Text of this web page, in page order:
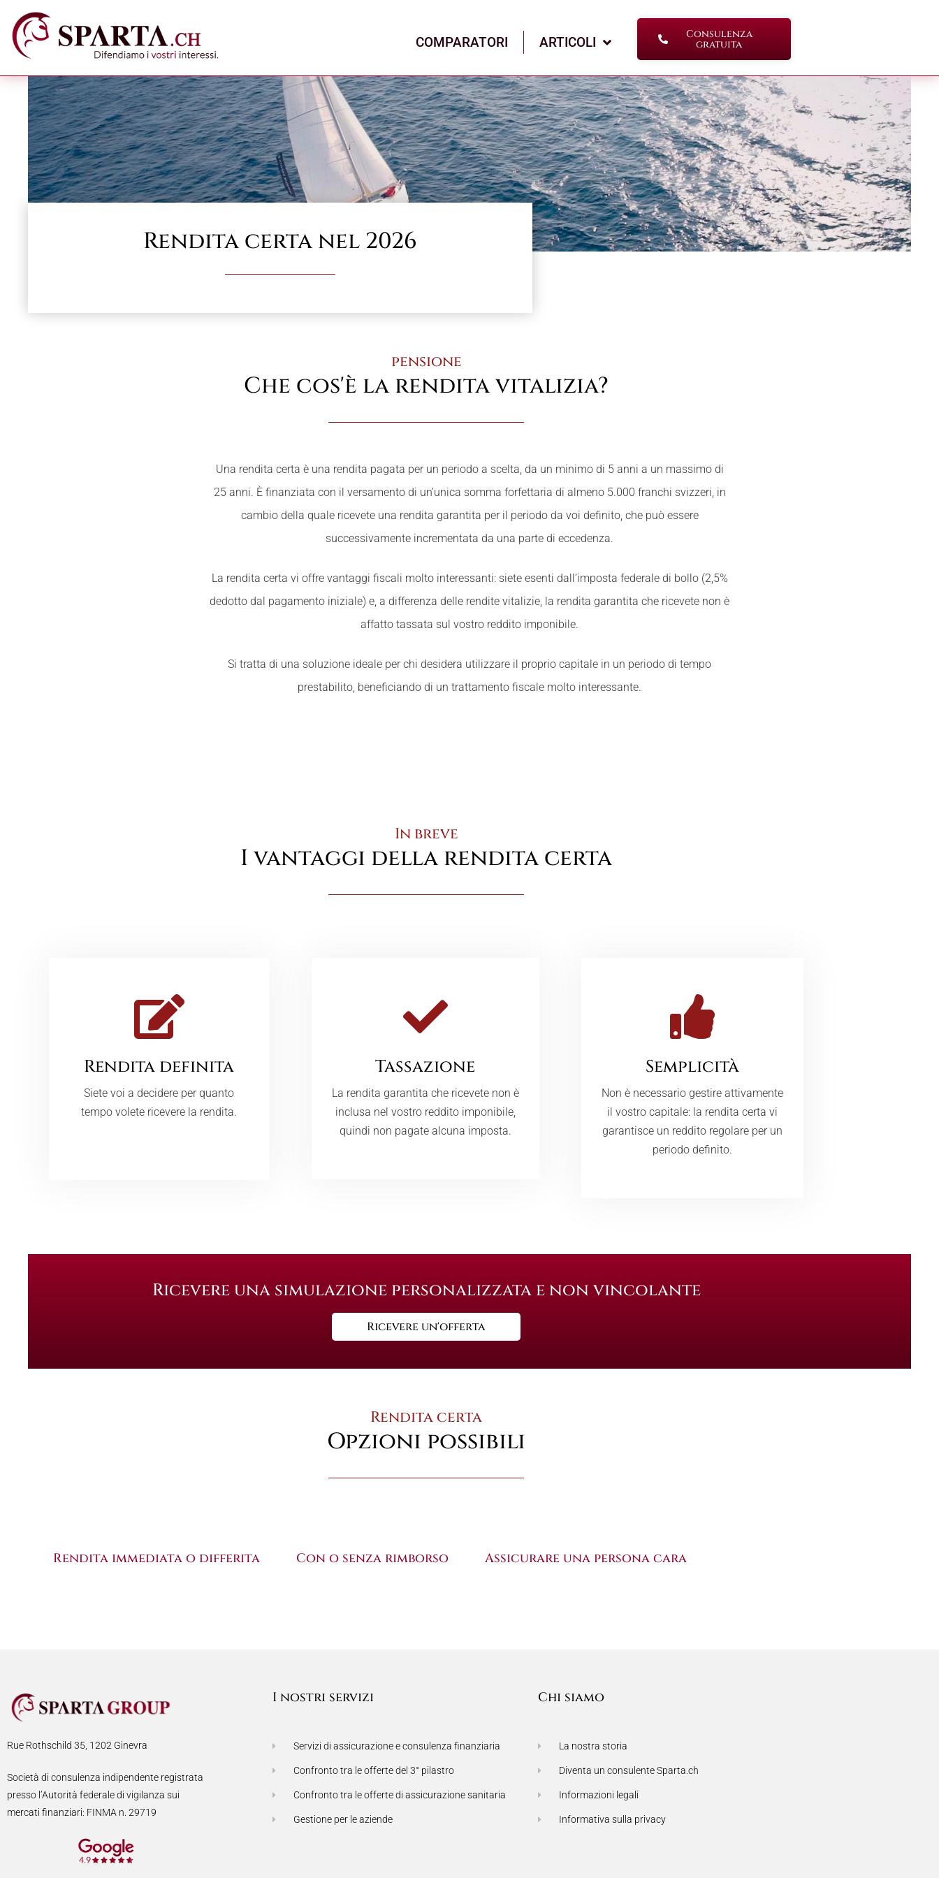
COMPARATORI ARTICOLI Consulenza
gratuita
Rendita certa nel 2026
pensione
Che cos'è la rendita vitalizia?
Una rendita certa è una rendita pagata per un periodo a scelta, da un minimo di 5 anni a un massimo di
25 anni. È finanziata con il versamento di un’unica somma forfettaria di almeno 5.000 franchi svizzeri, in
cambio della quale ricevete una rendita garantita per il periodo da voi definito, che può essere
successivamente incrementata da una parte di eccedenza.
La rendita certa vi offre vantaggi fiscali molto interessanti: siete esenti dall’imposta federale di bollo (2,5%
dedotto dal pagamento iniziale) e, a differenza delle rendite vitalizie, la rendita garantita che ricevete non è
affatto tassata sul vostro reddito imponibile.
Si tratta di una soluzione ideale per chi desidera utilizzare il proprio capitale in un periodo di tempo
prestabilito, beneficiando di un trattamento fiscale molto interessante.
In breve
I vantaggi della rendita certa
Rendita definita
Siete voi a decidere per quanto
tempo volete ricevere la rendita.
Tassazione
La rendita garantita che ricevete non è
inclusa nel vostro reddito imponibile,
quindi non pagate alcuna imposta.
Semplicità
Non è necessario gestire attivamente
il vostro capitale: la rendita certa vi
garantisce un reddito regolare per un
periodo definito.
Ricevere una simulazione personalizzata e non vincolante
Ricevere un'offerta
Rendita certa
Opzioni possibili
Rendita immediata o differita Con o senza rimborso Assicurare una persona cara
Rue Rothschild 35, 1202 Ginevra
Società di consulenza indipendente registrata
presso l’Autorità federale di vigilanza sui
mercati finanziari: FINMA n. 29719
I nostri servizi
Servizi di assicurazione e consulenza finanziaria
Confronto tra le offerte del 3° pilastro
Confronto tra le offerte di assicurazione sanitaria
Gestione per le aziende
Chi siamo
La nostra storia
Diventa un consulente Sparta.ch
Informazioni legali
Informativa sulla privacy